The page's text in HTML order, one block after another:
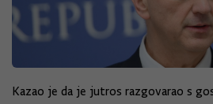
Kazao je da je jutros razgovarao s